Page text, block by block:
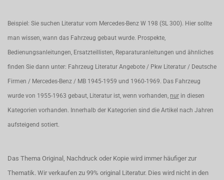
Beispiel: Sie suchen Literatur vom Mercedes-Benz W 198 (SL 300). Hier sollte
man wissen, wann das Fahrzeug gebaut wurde. Prospekte,
Bedienungsanleitungen, Ersatzteillisten, Reparaturanleitungen und ähnliches
finden Sie dann unter: Fahrzeug Literatur Angebote / Pkw Literatur / Deutsche
Firmen / Mercedes-Benz / MB 1945-1959 und 1960-1969. Das Fahrzeug
wurde von 1955-1963 gebaut, Literatur ist, wenn vorhanden, nur in diesen
Kategorien vorhanden. Innerhalb der Kategorien sind die Artikel nach Jahren
aufsteigend sotiert.
Das Thema Original, Nachdruck oder Kopie wird immer häufiger zur
Thematik. Wir verkaufen zu 99% original Literatur. Dies wird nicht in den